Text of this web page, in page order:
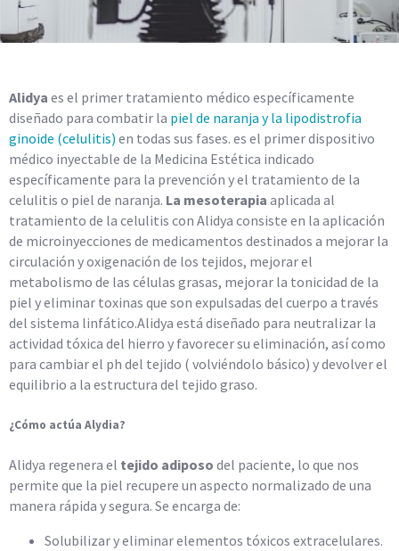
Alidya es el primer tratamiento médico específicamente
diseñado para combatir la piel de naranja y la lipodistrofia
ginoide (celulitis) en todas sus fases. es el primer dispositivo
médico inyectable de la Medicina Estética indicado
específicamente para la prevención y el tratamiento de la
celulitis o piel de naranja. La mesoterapia aplicada al
tratamiento de la celulitis con Alidya consiste en la aplicación
de microinyecciones de medicamentos destinados a mejorar la
circulación y oxigenación de los tejidos, mejorar el
metabolismo de las células grasas, mejorar la tonicidad de la
piel y eliminar toxinas que son expulsadas del cuerpo a través
del sistema linfático.Alidya está diseñado para neutralizar la
actividad tóxica del hierro y favorecer su eliminación, así como
para cambiar el ph del tejido ( volviéndolo básico) y devolver el
equilibrio a la estructura del tejido graso.
¿Cómo actúa Alydia?
Alidya regenera el tejido adiposo del paciente, lo que nos
permite que la piel recupere un aspecto normalizado de una
manera rápida y segura. Se encarga de:
Solubilizar y eliminar elementos tóxicos extracelulares.